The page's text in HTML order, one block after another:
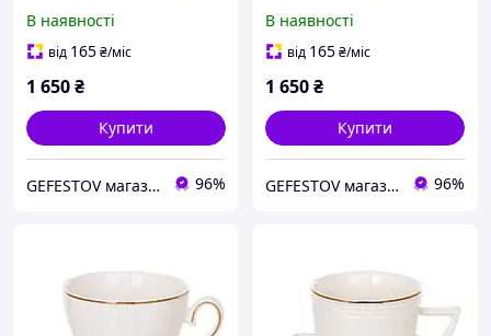
В наявності
від 165₴/міс
1 650₴
Купити
GEFESTOV магазин сувенірів та подарунків (опт-роздріб) 96%
080
В наявності
від 165₴/міс
1 650₴
Купити
GEFESTOV магазин сувенірів та подарунків (опт-роздріб) 96%